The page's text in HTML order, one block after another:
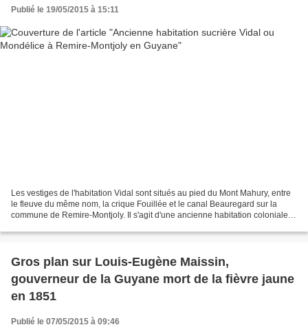
Publié le 19/05/2015 à 15:11
Les vestiges de l'habitation Vidal sont situés au pied du Mont Mahury, entre
le fleuve du même nom, la crique Fouillée et le canal Beauregard sur la
commune de Remire-Montjoly. Il s'agit d'une ancienne habitation coloniale
Gros plan sur Louis-Eugène Maissin,
gouverneur de la Guyane mort de la fièvre jaune
en 1851
Publié le 07/05/2015 à 09:46